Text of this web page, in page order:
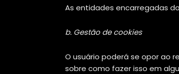
As entidades encarregadas
b. Gestão de cookies
O usuário poderá se opor ao
sobre como fazer isso em